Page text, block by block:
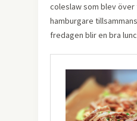
coleslaw som blev över
hamburgare
fredagen blir en bra